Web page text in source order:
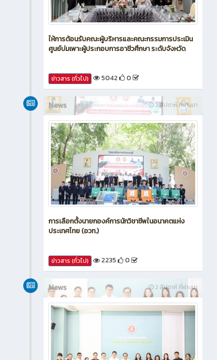
ให้การต้อนรับคณะผู้บริหารและคณะกรรมการประเมิน
ศูนย์บ่มเพาะผู้ประกอบการอาชีวศึกษา ระดับจังหวัด
ข่าวสาร (ทั่วไป) 5042 0
2 สัปดาห์ ที่ผ่านมา
News
การเลือกตั้งนายกองค์การนักวิชาชีพในอนาคตแห่ง
ประเทศไทย (อวท.)
ข่าวสาร (ทั่วไป) 2235 0
2 สัปดาห์ ที่ผ่านมา
News